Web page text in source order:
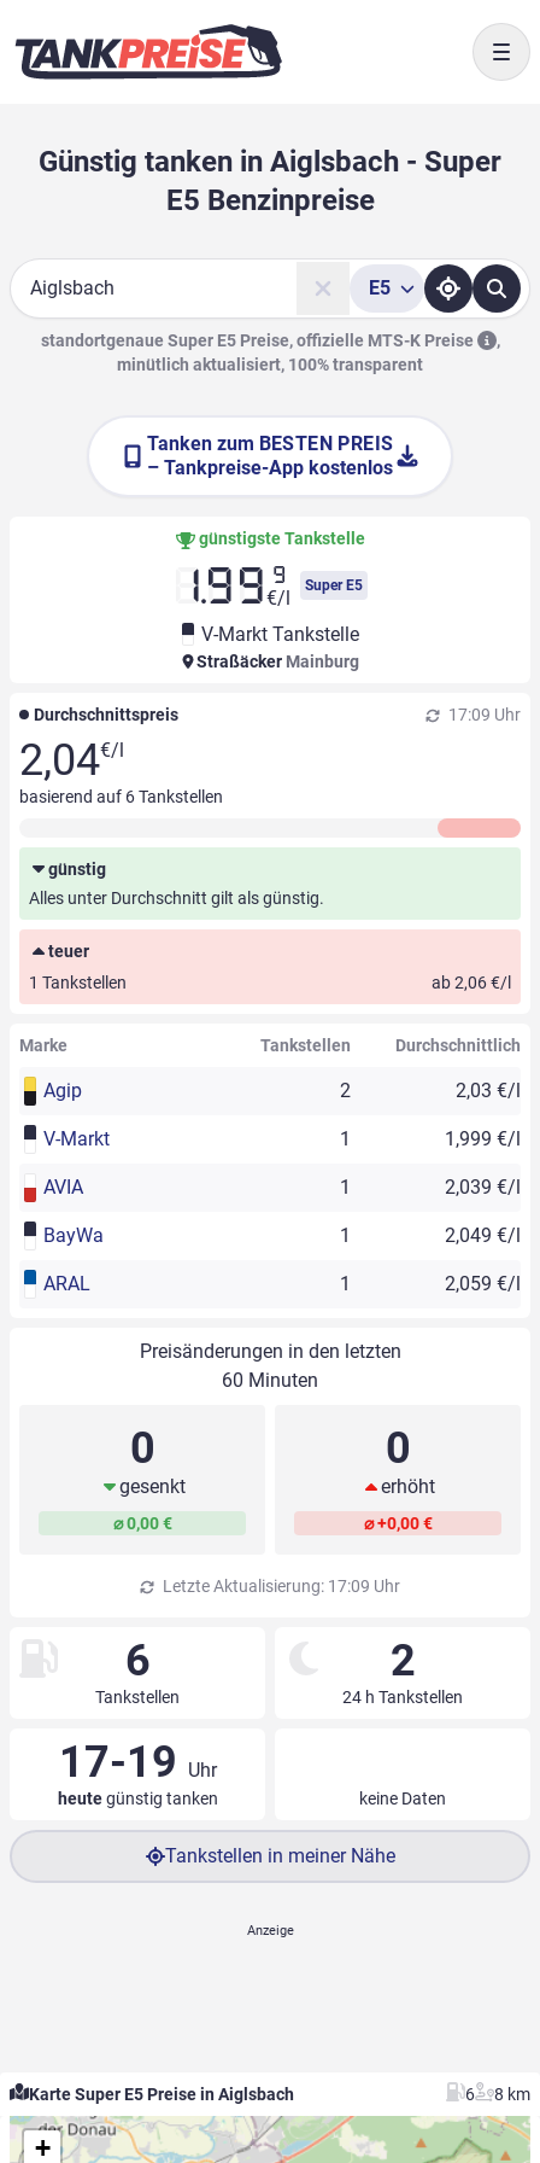
Günstig tanken in Aiglsbach - Super
E5 Benzinpreise
Suche
E5
standortgenaue Super E5 Preise, offizielle MTS-K Preise
,
minütlich aktualisiert, 100% transparent
Tanken zum BESTEN PREIS
– Tankpreise-App kostenlos
günstigste Tankstelle
1.99 9
€/l
Super E5
V-Markt Tankstelle
Straßäcker Mainburg
Durchschnittspreis 17:09 Uhr
2,04€/l
basierend auf 6Tankstellen
günstig
Alles unter Durchschnitt gilt als günstig.
teuer
1 Tankstellen
ab 2,06 €/l
Marke Tankstellen Durchschnittlich
Agip 2 2,03 €/l
V-Markt 1 1,999 €/l
AVIA 1 2,039 €/l
BayWa 1 2,049 €/l
ARAL 1 2,059 €/l
Preisänderungen in den letzten
60 Minuten
0
gesenkt
⌀ 0,00 €
0
erhöht
⌀ +0,00 €
Letzte Aktualisierung: 17:09 Uhr
6
Tankstellen
2
24 h Tankstellen
17-19 Uhr
heutegünstig tanken keine Daten
Tankstellen in meiner Nähe
Karte Super E5 Preise in Aiglsbach 6 8 km
+